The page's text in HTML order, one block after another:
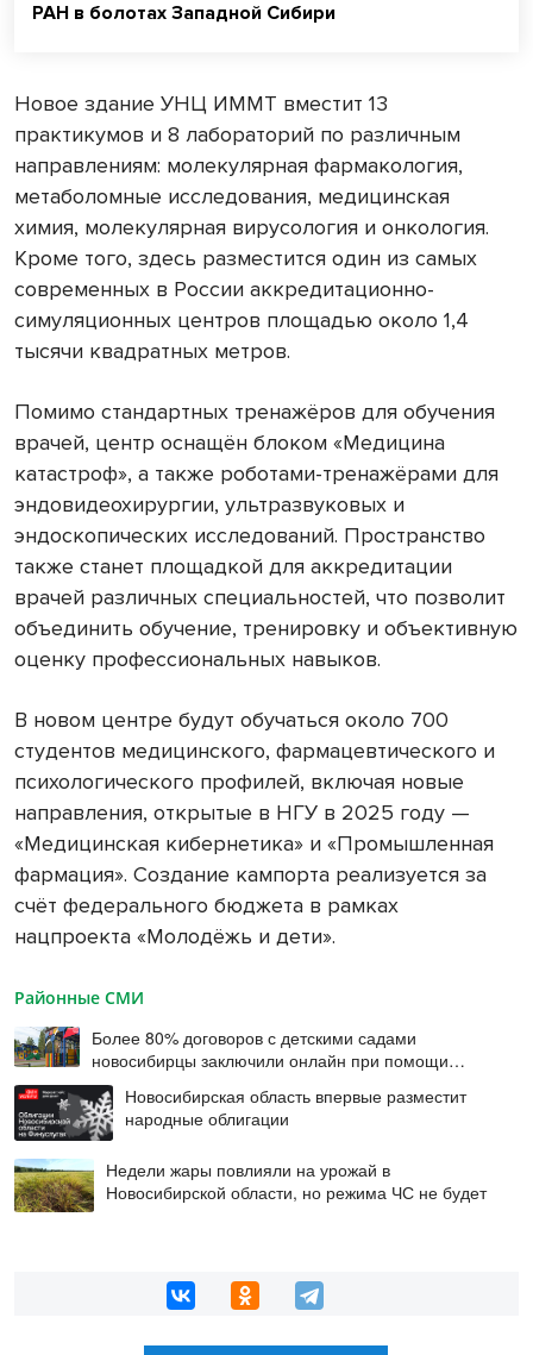
РАН в болотах Западной Сибири
Новое здание УНЦ ИММТ вместит 13
практикумов и 8 лабораторий по различным
направлениям: молекулярная фармакология,
метаболомные исследования, медицинская
химия, молекулярная вирусология и онкология.
Кроме того, здесь разместится один из самых
современных в России аккредитационно-
симуляционных центров площадью около 1,4
тысячи квадратных метров.
Помимо стандартных тренажёров для обучения
врачей, центр оснащён блоком «Медицина
катастроф», а также роботами-тренажёрами для
эндовидеохирургии, ультразвуковых и
эндоскопических исследований. Пространство
также станет площадкой для аккредитации
врачей различных специальностей, что позволит
объединить обучение, тренировку и объективную
оценку профессиональных навыков.
В новом центре будут обучаться около 700
студентов медицинского, фармацевтического и
психологического профилей, включая новые
направления, открытые в НГУ в 2025 году —
«Медицинская кибернетика» и «Промышленная
фармация». Создание кампорта реализуется за
счёт федерального бюджета в рамках
нацпроекта «Молодёжь и дети».
Районные СМИ
Более 80% договоров с детскими садами
новосибирцы заключили онлайн при помощи
цифровой подписи
Новосибирская область впервые разместит
народные облигации
Недели жары повлияли на урожай в
Новосибирской области, но режима ЧС не будет